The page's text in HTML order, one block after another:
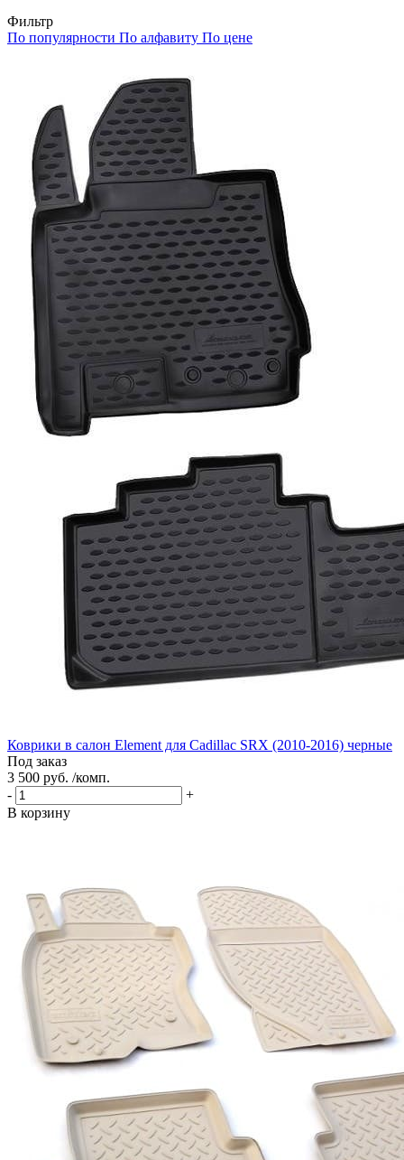
Фильтр
По популярности По алфавиту По цене
Коврики в салон Element для Cadillac SRX (2010-2016) черные
Под заказ
3 500 руб. /комп.
-
+
В корзину